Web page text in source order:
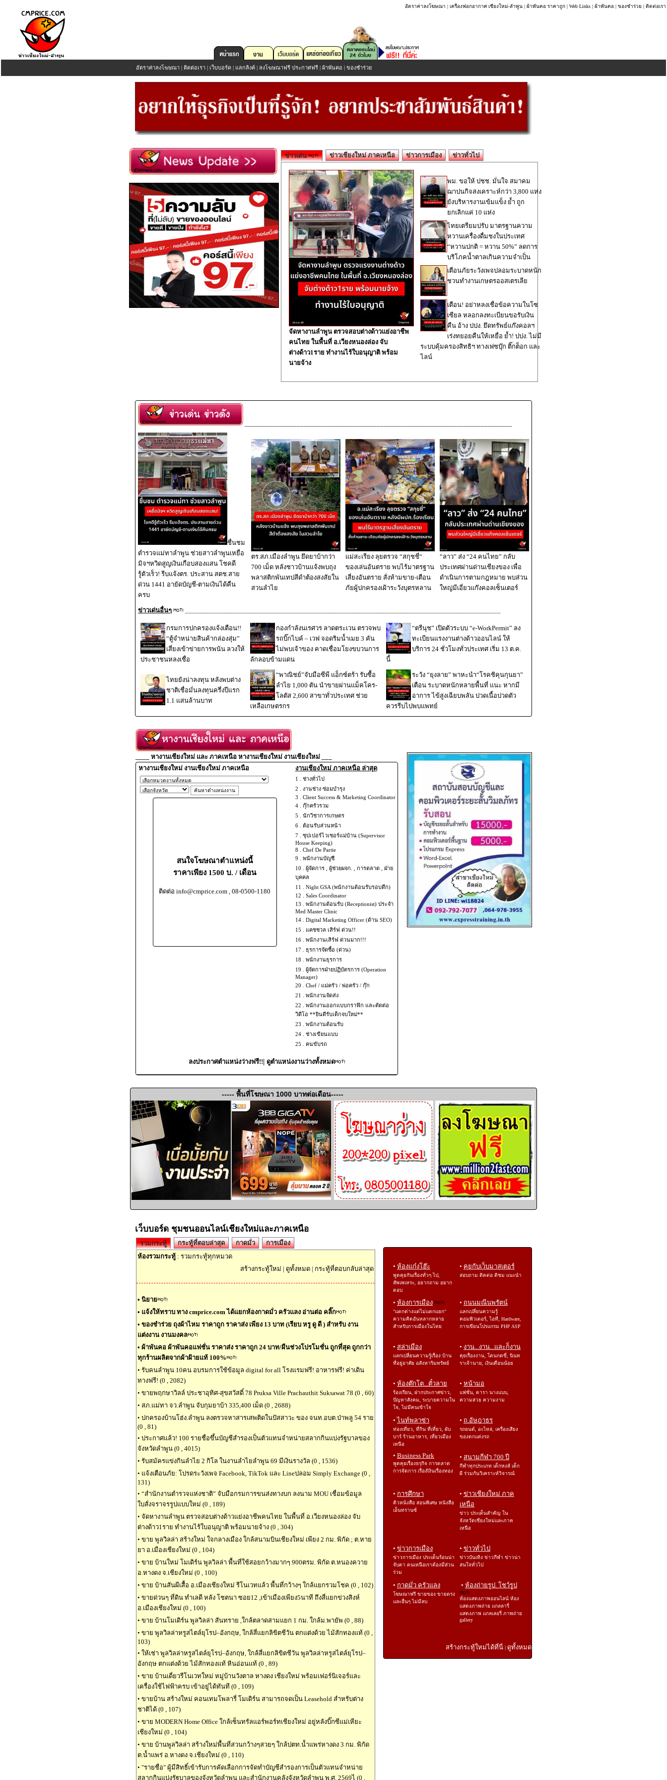
อัตราค่าลงโฆษณา | เครื่องฟอกอากาศ เชียงใหม่-ลำพูน | ผ้าพันคอ ราคาถูก | Web Links | ผ้าพันคอ | ของชำร่วย | ติดต่อเรา
อัตราค่าลงโฆษณา | ติดต่อเรา | เว็บบอร์ด | แลกลิงค์ | ลงโฆษณาฟรี ประกาศฟรี | ผ้าพันคอ | ของชำร่วย
ข่าวเด่น ข่าวเชียงใหม่ ภาคเหนือ ข่าวการเมือง ข่าวทั่วไป
จัดหางานลำพูน ตรวจสอบต่างด้าวแย่งอาชีพ
คนไทย ในพื้นที่ อ.เวียงหนองล่อง จับ
ต่างด้าว1ราย ทำงานไร้ใบอนุญาติ พร้อม
นายจ้าง
พม. ขอให้ ปชช. มั่นใจ สมาคม
ฌาปนกิจสงเคราะห์กว่า 3,800 แห่ง
ยังบริหารงานเข้มแข็ง ย้ำ ถูก
ยกเลิกแค่ 10 แห่ง
ไทยเตรียมปรับ มาตรฐานความ
หวานเครื่องดื่มชงในประเทศ
“หวานปกติ = หวาน 50%” ลดการ
บริโภคน้ำตาลเกินความจำเป็น
เตือนภัยระวังเพจปลอมระบาดหนัก
ชวนทำงานเกษตรออสเตรเลีย
เตือน! อย่าหลงเชื่อข้อความในโซ
เซียล หลอกลงทะเบียนขอรับเงิน
คืน อ้าง ปปง. ยึดทรัพย์แก๊งคอลฯ
เร่งทยอยคืนให้เหยื่อ ย้ำ! ปปง. ไม่มี
ระบบคุ้มครองสิทธิฯ ทางเฟซบุ๊ก ติ๊กต็อก และ
ไลน์
ชื่นชม
ตำรวจแม่ทาลำพูน ช่วยสาวลำพูนเหยื่อ
มิจฯหวิดสูญเงินเกือบสองแสน โชคดี
รู้ตัวเร็ว! รีบแจ้งตร. ประสาน สตช.สาย
ด่วน 1441 อายัดบัญชี-ตามเงินได้คืน
ครบ
ตร.สภ.เมืองลำพูน ยึดยาบ้ากว่า
700 เม็ด หลังชาวบ้านแจ้งพบถุง
พลาสติกพันเทปสีดำต้องสงสัยใน
สวนลำไย
แม่สะเรียง ลุยตรวจ “สกุชชี่“
ของเล่นอันตราย พบไร้มาตรฐาน
เสี่ยงอันตราย สั่งห้ามขาย-เตือน
ภัยผู้ปกครองเฝ้าระวังบุตรหลาน
“ลาว” ส่ง “24 คนไทย” กลับ
ประเทศผ่านด่านเชียงของ เพื่อ
ดำเนินการตามกฎหมาย พบส่วน
ใหญ่มีเอี่ยวแก๊งคอลเซ็นเตอร์
ข่าวเด่นอื่นๆ
กรมการปกครองแจ้งเตือน!!
“ตู้จำหน่ายสินค้ากล่องสุ่ม”
เสี่ยงเข้าข่ายการพนัน ลวงให้
ประชาชนหลงเชื่อ
กองกำลังนเรศวร ลาดตระเวน ตรวจพบ
รถบิ๊กไบค์ – เวฟ จอดริมน้ำเมย 3 คัน
ไม่พบเจ้าของ คาดเชื่อมโยงขบวนการ
ลักลอบข้ามแดน
“ตรีนุช” เปิดตัวระบบ “e-WorkPermit” ลง
ทะเบียนแรงงานต่างด้าวออนไลน์ ให้
บริการ 24 ชั่วโมงทั่วประเทศ เริ่ม 13 ต.ค.
นี้
ไทยยังน่าลงทุน หลังพบต่าง
ชาติเชื่อมั่นลงทุนครึ่งปีแรก
1.1 แสนล้านบาท
“พาณิชย์”จับมือซีพี แอ็กซ์ตร้า รับซื้อ
ลำไย 1,000 ตัน นำขายผ่านแม็คโคร-
โลตัส 2,600 สาขาทั่วประเทศ ช่วย
เหลือเกษตรกร
ระวัง “ยุงลาย” พาหะนำ“โรคชิคุนกุนยา”
เตือน ระบาดหนักหลายพื้นที่ แนะ หากมี
อาการ ไข้สูงเฉียบพลัน ปวดเนื้อปวดตัว
ควรรีบไปพบแพทย์
____ หางานเชียงใหม่ และ ภาคเหนือ หางานเชียงใหม่ งานเชียงใหม่ ___
หางานเชียงใหม่ งานเชียงใหม่ ภาคเหนือ
สนใจโฆษณาตำแหน่งนี้
ราคาเพียง 1500 บ. / เดือน
ติดต่อ info@cmprice.com , 08-0500-1180
งานเชียงใหม่ ภาคเหนือ ล่าสุด
1 . ช่างทั่วไป
2 . งานช่าง ซ่อมบำรุง
3 . Client Success & Marketing Coordinator
4 . กุ๊กครัวรวม
5 . นักวิชาการเกษตร
6 . ต้อนรับส่วนหน้า
7 . ซุปเปอร์ไวเซอร์แม่บ้าน (Supervisor
House Keeping)
8 . Chef De Partie
9 . พนักงานบัญชี
10 . ผู้จัดการ , ผู้ช่วยผจก. , การตลาด , ฝ่าย
บุคคล
11 . Night GSA (พนักงานต้อนรับรอบดึก)
12 . Sales Coordinator
13 . พนักงานต้อนรับ (Receptionist) ประจำ
Med Master Clinic
14 . Digital Marketing Officer (ด้าน SEO)
15 .
แคชชวล เสิร์ฟ ด่วน!!
16 . พนักงานเสิร์ฟ ด่วนมาก!!!
17 .
ธุรการจัดซื้อ (ด่วน)
18 . พนักงานธุรการ
19 . ผู้จัดการฝ่ายปฏิบัตรการ (Operation
Manager)
20 . Chef / แม่ครัว / พ่อครัว / กุ๊ก
21 . พนักงานจัดส่ง
22 . พนักงานออกแบบกราฟิก และตัดต่อ
วิดีโอ **ยินดีรับเด็กจบใหม่**
23 . พนักงานต้อนรับ
24 . ช่างเขียนแบบ
25 .
คนขับรถ
ลงประกาศตำแหน่งว่างฟรี!!| ดูตำแหน่งงานว่างทั้งหมด
----- พื้นที่โฆษณา 1000 บาทต่อเดือน-----
เว็บบอร์ด ชุมชนออนไลน์เชียงใหม่และภาคเหนือ
รวมกระทู้ กระทู้ที่ตอบล่าสุด กาดมั่ว
การเมือง
ห้องรวมกระทู้ : รวมกระทู้ทุกหมวด
สร้างกระทู้ใหม่ | ดูทั้งหมด| กระทู้ที่ตอบกลับล่าสุด
• นิยาย
• แจ้งให้ทราบ ทาง cmprice.com ได้แยกห้องกาดมั่ว ครัวแลง อ่านต่อ คลิ๊ก
• ของชำร่วย ถุงผ้าไหม ราคาถูก ราคาส่ง เพียง 13 บาท (เรียบ หรู ดู ดี ) สำหรับ งาน
แต่งงาน งานมงคล
• ผ้าพันคอ ผ้าพันคอแฟชั่น ราคาส่ง ราคาถูก 24 บาท/ผืนช่วงโปรโมชั่น ถูกที่สุด ถูกกว่า
ทุกร้านผลิตจากผ้าฝ้ายแท้ 100%
• รับคนลำพูน 10คน อบรมการใช้ข้อมูล digital for all โรงแรมฟรี! อาหารฟรี! ค่าเดิน
ทางฟรี! (0 , 2082)
• ขายพฤกษาวิลล์ ประชาอุทิศ-สุขสวัสดิ์ 78 Pruksa Ville Prachauthit Suksawat 78 (0 , 60)
• สภ.แม่ทา จว.ลำพูน จับกุมยาบ้า 335,400 เม็ด (0 , 2688)
• ปกครองบ้านโฮ่ง.ลำพูน ลงตรวจหาสารเสพติดในปัสสาวะ ของ จนท.อบต.ป่าพลู 54 ราย
(0 , 81)
• ประกาศแล้ว! 100 รายชื่อขึ้นบัญชีสำรองเป็นตัวแทนจำหน่ายสลากกินแบ่งรัฐบาลของ
จังหวัดลำพูน (0 , 4015)
• รับสมัครแข่งกินลำไย 2 กิโล ในงานลำไยลำพูน 69 มีเงินรางวัล (0 , 1536)
• แจ้งเตือนภัย: โปรดระวังเพจ Facebook, TikTok และ Lineปลอม Simply Exchange (0 ,
131)
• “สำนักงานตำรวจแห่งชาติ” จับมือกรมการขนส่งทางบก ลงนาม MOU เชื่อมข้อมูล
ใบสั่งจราจรรูปแบบใหม่ (0 , 189)
• จัดหางานลำพูน ตรวจสอบต่างด้าวแย่งอาชีพคนไทย ในพื้นที่ อ.เวียงหนองล่อง จับ
ต่างด้าว1ราย ทำงานไร้ใบอนุญาติ พร้อมนายจ้าง (0 , 304)
• ขาย พูลวิลล่า สร้างใหม่ ใจกลางเมือง ใกล้สนามบินเชียงใหม่ เพียง 2 กม. พิกัด ; ต.หาย
ยา อ.เมืองเชียงใหม่ (0 , 104)
• ขาย บ้านใหม่ โมเดิร์น พูลวิลล่า พื้นที่ใช้สอยกว้างมากๆ 900ตรม. พิกัด ต.หนองควาย
อ.หางดง จ.เชียงใหม่ (0 , 100)
• ขาย บ้านสันผีเสื้อ อ.เมืองเชียงใหม่ รีโนเวทแล้ว พื้นที่กว้างๆ ใกล้แยกรวมโชค (0 , 102)
• ขายด่วนๆ ที่ดิน ทำเลดี หลัง โชตนา ซอย12 ,เข้าเมืองเพียง5นาที ถึงสี่แยกข่วงสิงห์
อ.เมืองเชียงใหม่ (0 , 100)
• ขาย บ้านโมเดิร์น พูลวิลล่า สันทราย ,ใกล้ตลาดสามแยก 1 กม. ใกล้ม.พายัพ (0 , 88)
• ขาย พูลวิลล่าหรูสไตล์ยุโรป–อังกฤษ, ใกล้สี่แยกลิขิตชีวัน ตกแต่งด้วย ไม้สักทองแท้ (0 ,
103)
• ให้เช่า พูลวิลล่าหรูสไตล์ยุโรป–อังกฤษ, ใกล้สี่แยกลิขิตชีวัน พูลวิลล่าหรูสไตล์ยุโรป–
อังกฤษ ตกแต่งด้วย ไม้สักทองแท้ หินอ่อนแท้ (0 , 89)
• ขาย บ้านเดี่ยวรีโนเวทใหม่ หมู่บ้านวังตาล หางดง เชียงใหม่ พร้อมเฟอร์นิเจอร์และ
เครื่องใช้ไฟฟ้าครบ เข้าอยู่ได้ทันที (0 , 109)
• ขายบ้าน สร้างใหม่ คอนเทมโพลารี่ โมเดิร์น สามารถจดเป็น Leasehold สำหรับต่าง
ชาติได้ (0 , 107)
• ขาย MODERN Home Office ใกล้เซ็นทรัลแอร์พอร์ทเชียงใหม่ อยู่หลังบิ๊กซีแม่เหียะ
เชียงใหม่ (0 , 104)
• ขาย บ้านพูลวิลล่า สร้างใหม่พื้นที่สวนกว้างๆสวยๆ ใกล้ปตท.น้ำแพร่หางดง 3 กม. พิกัด
ต.น้ำแพร่ อ.หางดง จ.เชียงใหม่ (0 , 110)
• "รายชื่อ" ผู้มีสิทธิ์เข้ารับการคัดเลือกการจัดทำบัญชีสำรองการเป็นตัวแทนจำหน่าย
สลากกินแบ่งรัฐบาลของจังหวัดลำพูน และสำนักงานคลังจังหวัดลำพูน พ.ศ. 2569ไ (0 ,
• ห้องแก๋งโฮ๊ะ
พูดคุยกันเรื่องทั่วๆ ไป,
สัพเพเหระ, อยากถาม อยาก
ตอบ
• คุยกับเว็บมาสเตอร์
สอบถาม ติดต่อ ติชม แนะนำ
• ห้องการเมือง
"แตกต่างแต่ไม่แตกแยก"
ความคิดอันหลากหลาย
สำหรับการเมืองในไทย
• ถนนมณีนพรัตน์
แลกเปลี่ยนความรู้
คอมพิวเตอร์, ไอที, Hardware,
การเขียนโปรแกรม PHP ASP
• สล่าเมือง
แลกเปลี่ยนความรู้เรื่อง บ้าน
ที่อยู่อาศัย อสังหาริมทรัพย์
• งาน...งาน...และก็งาน
คุยเรื่องงาน, โดนกดขี่, นินท
ราเจ้านาย, เงินเดือนน้อย
• ห้องต๊กโต...ตั๋วลาย
ร้องเรียน, ฝากประกาศข่าว,
ปัญหาสังคม, ระบายความใน
ใจ, ไม่มีคนเข้าใจ
• หน้ามอ
แฟชั่น, ดารา นางแบบ,
ความสวย ความงาม
•ไนท์พลาซ่า
ท่องเที่ยว, ที่กิน ที่เที่ยว, ผับ
บาร์ ร้านอาหาร, เที่ยวเมือง
เหนือ
• ถ.อัษฎาธร
รถยนต์, อะไหล่, เครื่องเสียง
ของตกแต่งรถ
• Business Park
พูดคุยเรื่องธรุกิจ การตลาด
การจัดการ เรื่องเิงินเรื่องทอง
• สนามกีฬา 700 ปี
กีฬาทุกประเภท เด็กหงส์ เด็ก
ผี ร่วมกันวิเคราะห์วิจารณ์
• การศึกษา
ติวหนังสือ สอนพิเศษ หนังสือ
เอ็นทรานซ์
• ข่าวเชียงใหม่ ภาค
เหนือ
ข่าว ประเด็นสำคัญ ใน
จังหวัดเชียงใหม่และภาค
เหนือ
• ข่าวการเมือง
ข่าวการเมือง ประเด็นร้อนน่า
จับตา ตนเหนือเราต้องมีส่วน
ร่วม
• ข่าวทั่วไป
ข่าวบันเทิง ข่าวกีฬา ข่าวน่า
สนใจทั่วไป
• กาดมั่ว ครัวแลง
โฆษณาฟรี ขายของ ขายตรง
และอื่นๆ ไม่มีลบ
• ห้องถ่ายรูป. โชว์รูป
ห้องแสดงภาพออนไลน์ ห้อง
แสดงภาพถ่าย แกลลารี่
แสดงภาพ แกลเลอรี่ ภาพถ่าย
gallery
สร้างกระทู้ใหม่ได้ที่นี่ | ดูทั้งหมด